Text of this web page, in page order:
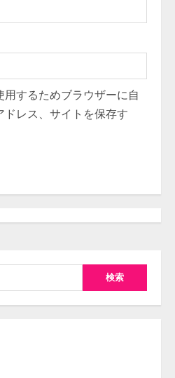
するためブラウザーに自
レス、サイトを保存す